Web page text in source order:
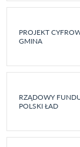
PROJEKT
GMINA
RZĄDOWY
POLSKI ŁAD